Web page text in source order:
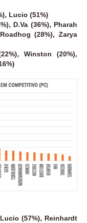
Lucio (51%)
D.Va (36%), Pharah
(28%), Zarya
Winston (20%),
(57%), Reinhardt